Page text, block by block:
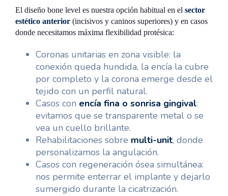
El diseño bone level es nuestra opción habitual en el sector
estético anterior (incisivos y caninos superiores) y en casos
donde necesitamos máxima flexibilidad protésica:
Coronas unitarias en zona visible: la
conexión queda hundida, la encía la cubre
por completo y la corona emerge desde el
tejido con un perfil natural.
Casos con encía fina o sonrisa gingival:
evitamos que se transparente metal o se
vea un cuello brillante.
Rehabilitaciones sobre multi-unit, donde
personalizamos la angulación.
Casos con regeneración ósea simultánea:
nos permite enterrar el implante y dejarlo
sumergido durante la cicatrización.